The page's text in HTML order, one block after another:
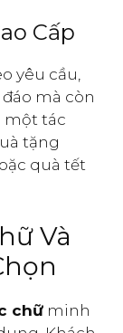
Cấp
yêu cầu,
mà còn
một tác
tặng
quà tết
Và
chữ minh